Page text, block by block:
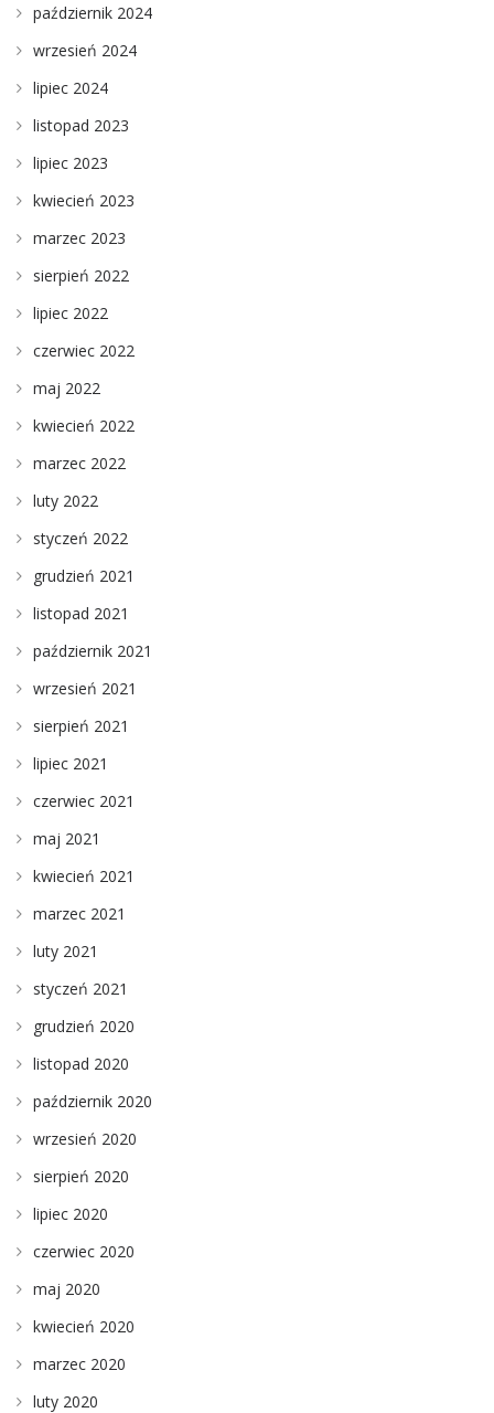
październik 2024
wrzesień 2024
lipiec 2024
listopad 2023
lipiec 2023
kwiecień 2023
marzec 2023
sierpień 2022
lipiec 2022
czerwiec 2022
maj 2022
kwiecień 2022
marzec 2022
luty 2022
styczeń 2022
grudzień 2021
listopad 2021
październik 2021
wrzesień 2021
sierpień 2021
lipiec 2021
czerwiec 2021
maj 2021
kwiecień 2021
marzec 2021
luty 2021
styczeń 2021
grudzień 2020
listopad 2020
październik 2020
wrzesień 2020
sierpień 2020
lipiec 2020
czerwiec 2020
maj 2020
kwiecień 2020
marzec 2020
luty 2020